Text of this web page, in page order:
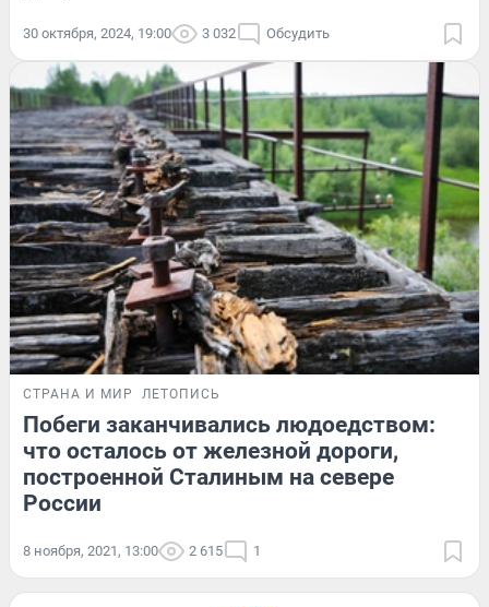
30 октября, 2024, 19:00 3 032 Обсудить
СТРАНА И МИР ЛЕТОПИСЬ
Побеги заканчивались людоедством:
что осталось от железной дороги,
построенной Сталиным на севере
России
8 ноября, 2021, 13:00 2 615 1